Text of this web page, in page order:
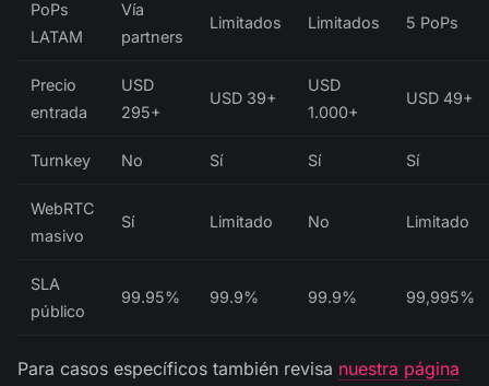
PoPs
LATAM
Vía
partners
Limitados Limitados 5 PoPs
Precio
entrada
USD
295+
USD 39+
USD
1.000+
USD 49+
Turnkey No Sí Sí Sí
WebRTC
masivo
Sí Limitado No Limitado
SLA
público
99.95% 99.9% 99.9% 99,995%
Para casos específicos también revisa nuestra página